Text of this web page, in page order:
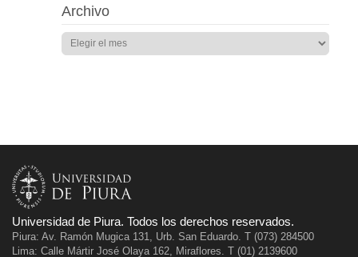
Archivo
Universidad de Piura. Todos los derechos reservados.
Piura: Av. Ramón Mugica 131, Urb. San Eduardo. T (073) 284500
Lima: Calle Mártir José Olaya 162, Miraflores. T (01) 2139600